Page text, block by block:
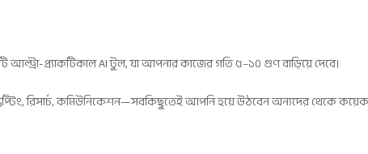
আল্ট্রা-প্র্যাকটিকাল AI টুল, যা আপনার কাজের গতি ৫–১০ গুণ বাড়িয়ে দেবে।
রিসার্চ, কমিউনিকেশন—সবকিছুতেই আপনি হয়ে উঠবেন অন্যদের থেকে কয়েক